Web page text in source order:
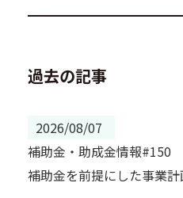
過去の記事
2026/08/07
補助金・助成金情報#150
補助金を前提にした事業